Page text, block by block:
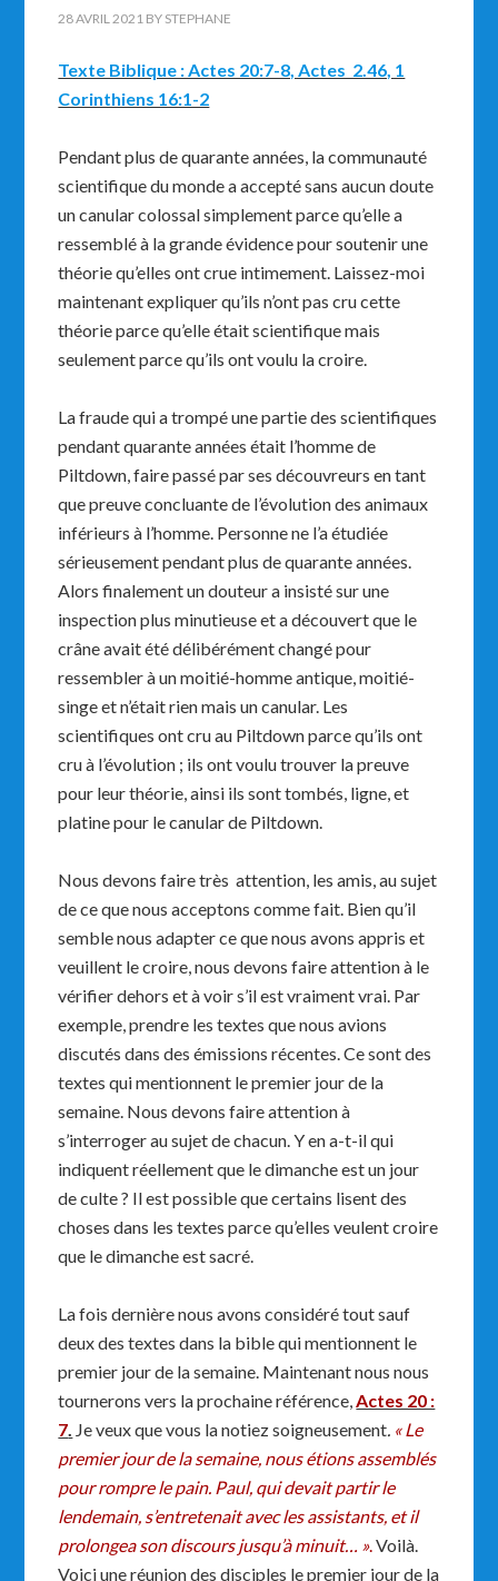
28 AVRIL 2021 BY STEPHANE
Texte Biblique : Actes 20:7-8, Actes 2.46, 1
Corinthiens 16:1-2
Pendant plus de quarante années, la communauté
scientifique du monde a accepté sans aucun doute
un canular colossal simplement parce qu’elle a
ressemblé à la grande évidence pour soutenir une
théorie qu’elles ont crue intimement. Laissez-moi
maintenant expliquer qu’ils n’ont pas cru cette
théorie parce qu’elle était scientifique mais
seulement parce qu’ils ont voulu la croire.
La fraude qui a trompé une partie des scientifiques
pendant quarante années était l’homme de
Piltdown, faire passé par ses découvreurs en tant
que preuve concluante de l’évolution des animaux
inférieurs à l’homme. Personne ne l’a étudiée
sérieusement pendant plus de quarante années.
Alors finalement un douteur a insisté sur une
inspection plus minutieuse et a découvert que le
crâne avait été délibérément changé pour
ressembler à un moitié-homme antique, moitié-
singe et n’était rien mais un canular. Les
scientifiques ont cru au Piltdown parce qu’ils ont
cru à l’évolution ; ils ont voulu trouver la preuve
pour leur théorie, ainsi ils sont tombés, ligne, et
platine pour le canular de Piltdown.
Nous devons faire très attention, les amis, au sujet
de ce que nous acceptons comme fait. Bien qu’il
semble nous adapter ce que nous avons appris et
veuillent le croire, nous devons faire attention à le
vérifier dehors et à voir s’il est vraiment vrai. Par
exemple, prendre les textes que nous avions
discutés dans des émissions récentes. Ce sont des
textes qui mentionnent le premier jour de la
semaine. Nous devons faire attention à
s’interroger au sujet de chacun. Y en a-t-il qui
indiquent réellement que le dimanche est un jour
de culte ? Il est possible que certains lisent des
choses dans les textes parce qu’elles veulent croire
que le dimanche est sacré.
La fois dernière nous avons considéré tout sauf
deux des textes dans la bible qui mentionnent le
premier jour de la semaine. Maintenant nous nous
tournerons vers la prochaine référence,Actes 20 :
7. Je veux que vous la notiez soigneusement. « Le
premier jour de la semaine, nous étions assemblés
pour rompre le pain. Paul, qui devait partir le
lendemain, s’entretenait avec les assistants, et il
prolongea son discours jusqu’à minuit… ».Voilà.
Voici une réunion des disciples le premier jour de la